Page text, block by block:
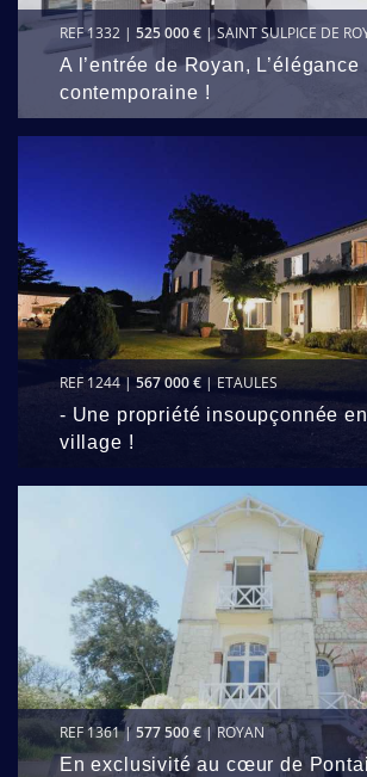
REF 1332 | 525 000 € | SAINT SULPICE DE
A l’entrée de Royan, L’élégance
contemporaine !
REF 1244 |567 000 € | ETAULES
- Une propriété insoupçonnée
village !
REF 1361 |577 500 €| ROYAN
En exclusivité au cœur de